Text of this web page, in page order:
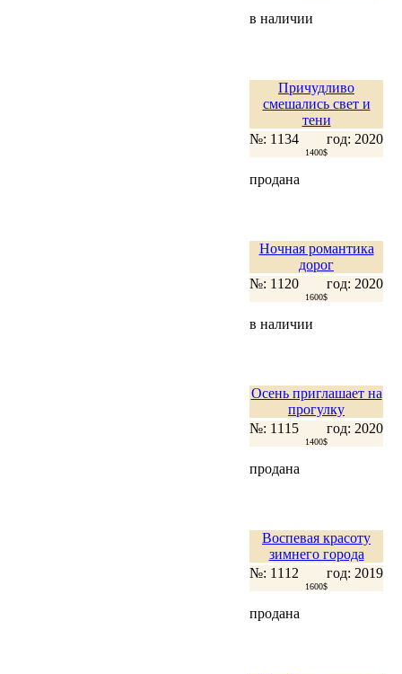
в наличии
Причудливо
смешались свет и
тени
№: 1134
год: 2020
1400$
продана
Ночная романтика
дорог
№: 1120
год: 2020
1600$
в наличии
Осень приглашает на
прогулку
№: 1115
год: 2020
1400$
продана
Воспевая красоту
зимнего города
№: 1112
год: 2019
1600$
продана